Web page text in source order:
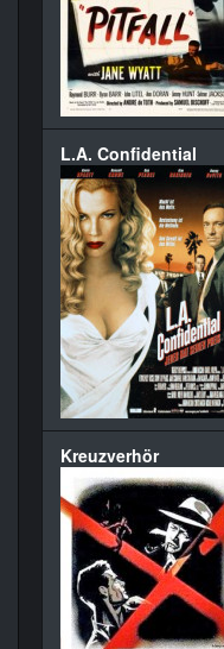
L.A. Confidential
Kreuzverhör